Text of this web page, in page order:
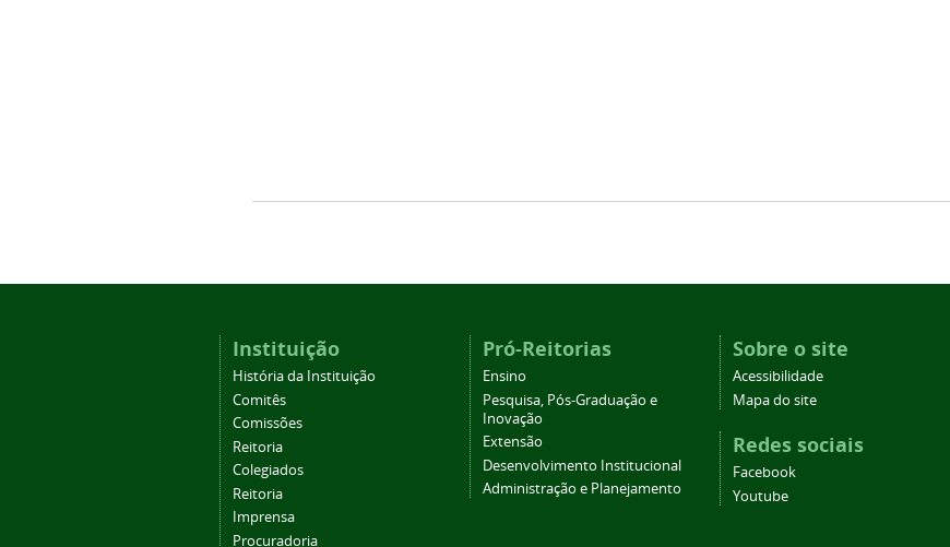
Instituição
História da Instituição
Comitês
Comissões
Reitoria
Colegiados
Reitoria
Imprensa
Procuradoria
Pró-Reitorias
Ensino
Pesquisa, Pós-Graduação e
Inovação
Extensão
Desenvolvimento Institucional
Administração e Planejamento
Sobre o site
Acessibilidade
Mapa do site
Redes sociais
Facebook
Youtube